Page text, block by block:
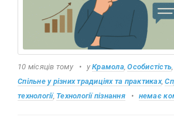
10 місяців тому уКрамола,Особистість,
Спільне у різних традиціях та практиках,
технології, Технології пізнання немає